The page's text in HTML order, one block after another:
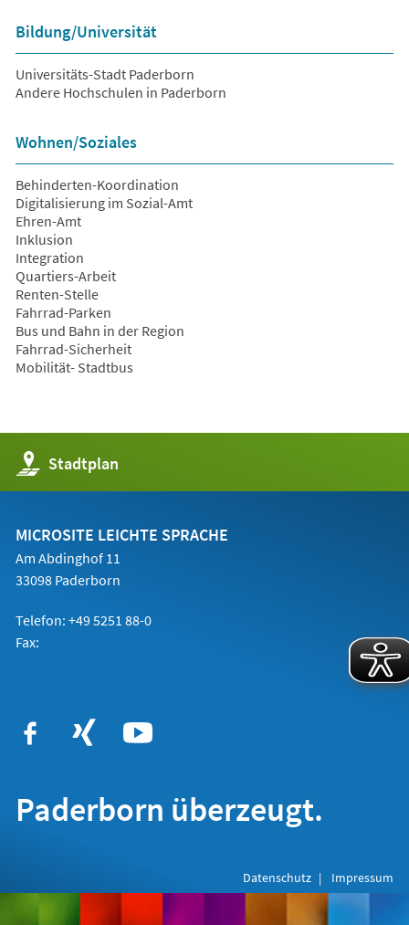
Bildung/Universität
Universitäts-Stadt Paderborn
Andere Hochschulen in Paderborn
Wohnen/Soziales
Behinderten-Koordination
Digitalisierung im Sozial-Amt
Ehren-Amt
Inklusion
Integration
Quartiers-Arbeit
Renten-Stelle
Fahrrad-Parken
Bus und Bahn in der Region
Fahrrad-Sicherheit
Mobilität- Stadtbus
Stadtplan
(Öffnet
in
einem
Tab)
MICROSITE LEICHTE SPRACHE
Am Abdinghof 11
33098 Paderborn
Telefon: +49 5251 88-0
Fax:
Paderborn überzeugt.
Datenschutz Impressum